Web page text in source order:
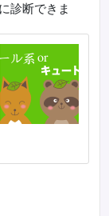
診断できま